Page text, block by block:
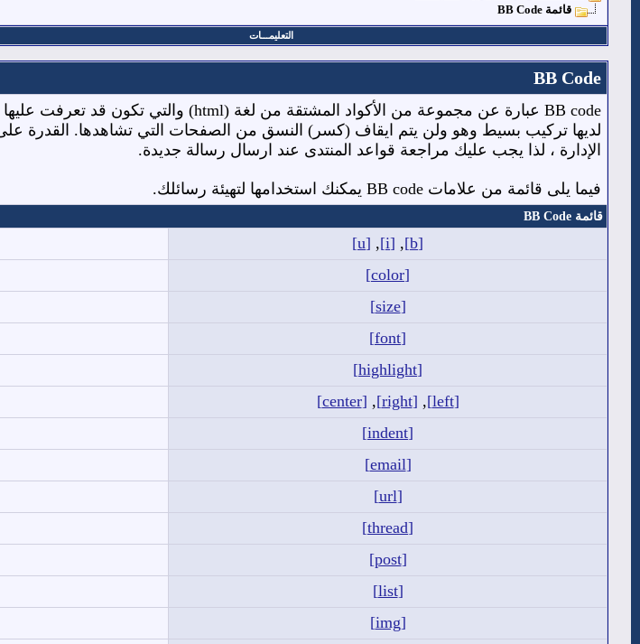
قائمة BB Code
التعليمـــات
BB Code
الإدارة ، لذا يجب عليك مراجعة قواعد المنتدى عند ارسال رسالة جديدة.
فيما يلى قائمة من علامات BB code يمكنك استخدامها لتهيئة رسائلك.
قائمة BB Code
[b]
,
[i]
,
[u]
[color]
[size]
[font]
[highlight]
[left]
,
[right]
,
[center]
[indent]
[email]
[url]
[thread]
[post]
[list]
[img]